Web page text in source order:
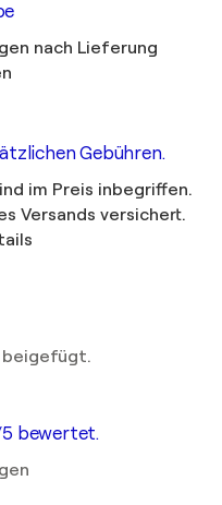
nach Lieferung
Gebühren.
im Preis inbegriffen.
Versands versichert.
beigefügt.
bewertet.